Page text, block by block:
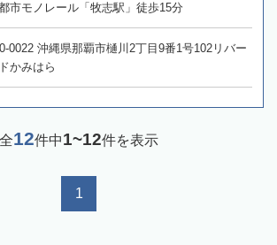
市モノレール「牧志駅」徒歩15分
0022 沖縄県那覇市樋川2丁目9番1号102リバー
かみはら
全12件中1~12件を表示
1